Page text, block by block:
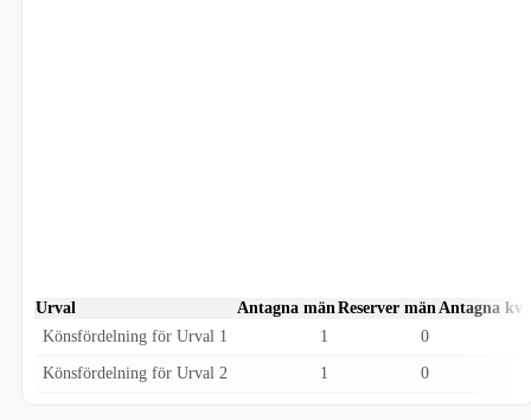
Urval Antagna män Reserver män Antagna
Könsfördelning för Urval 1
1 0
Könsfördelning för Urval 2 1 0